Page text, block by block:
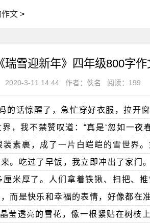
文>
《瑞雪迎新年》四年级800字作
2020-3-11 14:44 作者：佚名 阅读：199
的话惊醒了，急忙穿好衣服，拉开
，我不禁赞叹道：“真是‘忽如一夜
素裹，成了一片白皑皑的雪世界
。吃过了早饭，我立即冲出了家门。
米厚了。人们拿着铁锹、扫把、
而是快乐和幸福的表情，好像都在
莹透亮的雪花，像一根紧贴在树枝